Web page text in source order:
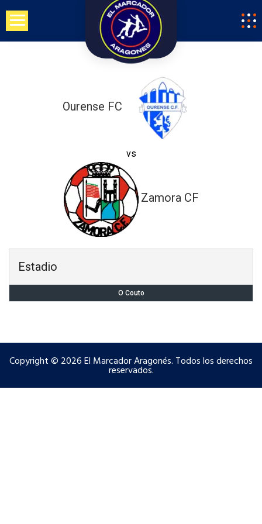
Saltar
contenido
Ourense FC
vs
Zamora CF
Estadio
O Couto
Copyright © 2026 El Marcador Aragonés. Todos los derechos
reservados.